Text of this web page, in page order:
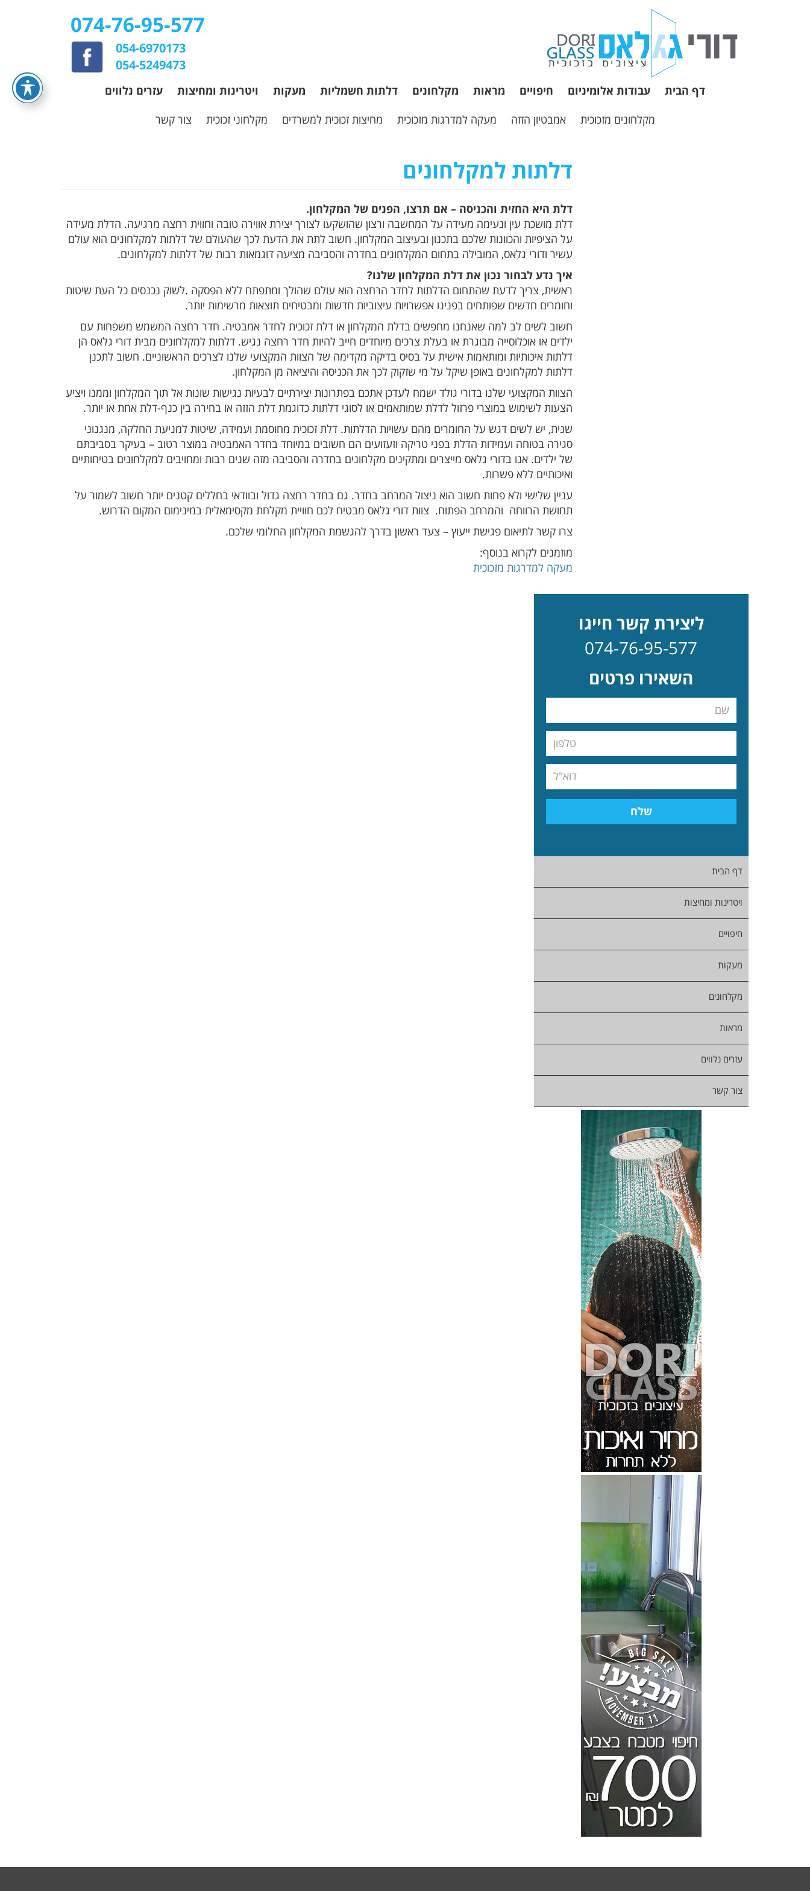
074-76-95-577
054-6970173
054-5249473
דף הבית עבודות אלומיניום חיפויים מראות מקלחונים דלתות חשמליות מעקות ויטרינות ומחיצות עזרים נלווים
מקלחונים מזכוכית אמבטיון הזזה מעקה למדרגות מזכוכית מחיצות זכוכית למשרדים מקלחוני זכוכית צור קשר
דלתות למקלחונים
דלת היא החזית והכניסה – אם תרצו, הפנים של המקלחון.
דלת מושכת עין ונעימה מעידה על המחשבה ורצון שהושקעו לצורך יצירת אווירה טובה וחווית רחצה מרגיעה. הדלת מעידה
על הציפיות והכוונות שלכם בתכנון ובעיצוב המקלחון. חשוב לתת את הדעת לכך שהעולם של דלתות למקלחונים הוא עולם
עשיר ודורי גלאס, המובילה בתחום המקלחונים בחדרה והסביבה מציעה דוגמאות רבות של דלתות למקלחונים.
איך נדע לבחור נכון את דלת המקלחון שלנו?
ראשית, צריך לדעת שהתחום הדלתות לחדר הרחצה הוא עולם שהולך ומתפתח ללא הפסקה .לשוק נכנסים כל העת שיטות
וחומרים חדשים שפותחים בפנינו אפשרויות עיצוביות חדשות ומבטיחים תוצאות מרשימות יותר.
חשוב לשים לב למה שאנחנו מחפשים בדלת המקלחון או דלת זכוכית לחדר אמבטיה. חדר רחצה המשמש משפחות עם
ילדים או אוכלוסייה מבוגרת או בעלת צרכים מיוחדים חייב להיות חדר רחצה נגיש. דלתות למקלחונים מבית דורי גלאס הן
דלתות איכותיות ומותאמות אישית על בסיס בדיקה מקדימה של הצוות המקצועי שלנו לצרכים הראשוניים. חשוב לתכנן
דלתות למקלחונים באופן שיקל על מי שזקוק לכך את הכניסה והיציאה מן המקלחון.
הצוות המקצועי שלנו בדורי גולד ישמח לעדכן אתכם בפתרונות יצירתיים לבעיות נגישות שונות אל תוך המקלחון וממנו ויציע
הצעות לשימוש במוצרי פרזול לדלת שמותאמים או לסוגי דלתות כדוגמת דלת הזזה או בחירה בין כנף-דלת אחת או יותר.
שנית, יש לשים דגש על החומרים מהם עשויות הדלתות. דלת זכוכית מחוסמת ועמידה, שיטות למניעת החלקה, מנגנוני
סגירה בטוחה ועמידות הדלת בפני טריקה וזעזועים הם חשובים במיוחד בחדר האמבטיה במוצר רטוב – בעיקר בסביבתם
של ילדים. אנו בדורי גלאס מייצרים ומתקינים מקלחונים בחדרה והסביבה מזה שנים רבות ומחויבים למקלחונים בטיחותיים
ואיכותיים ללא פשרות.
עניין שלישי ולא פחות חשוב הוא ניצול המרחב בחדר. גם בחדר רחצה גדול ובוודאי בחללים קטנים יותר חשוב לשמור על
תחושת הרווחה והמרחב הפתוח. צוות דורי גלאס מבטיח לכם חוויית מקלחת מקסימאלית במינימום המקום הדרוש.
צרו קשר לתיאום פגישת ייעוץ – צעד ראשון בדרך להגשמת המקלחון החלומי שלכם.
מוזמנים לקרוא בנוסף:
מעקה למדרגות מזכוכית
ליצירת קשר חייגו
074-76-95-577
השאירו פרטים
דף הבית
ויטרינות ומחיצות
חיפויים
מעקות
מקלחונים
מראות
עזרים נלווים
צור קשר